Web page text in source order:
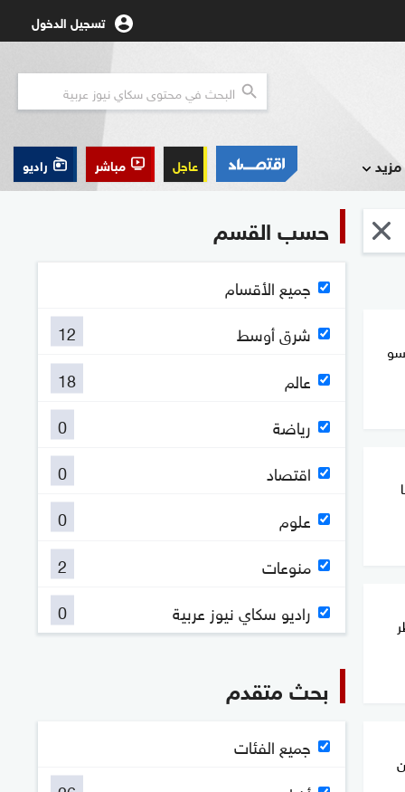
تسجيل الدخول
مزيد عاجل مباشر راديو
سفن
حسب القسم
جميع الأقسام
شرق أوسط
12
عالم
18
رياضة
0
اقتصاد
0
علوم
0
منوعات
2
راديو سكاي نيوز عربية
0
بحث متقدم
جميع الفئات